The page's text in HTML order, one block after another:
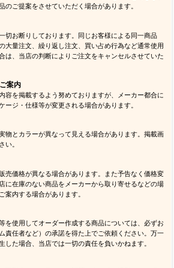
のご提案をさせていただく場合があります。
切お断りしております。同じお客様による同一商品
大量注文、繰り返し注文、買い占め行為など通常使用
は、当店の判断によりご注文をキャンセルさせていた
案内
容を掲載するよう努めておりますが、メーカー都合に
ージ・仕様等が変更される場合があります。
物とカラーが異なって見える場合があります。掲載画
い。
売価格が異なる場合があります。また予告なく価格変
に在庫のない商品をメーカーから取り寄せるなどの場
案内する場合があります。
を使用してオーダー作成する商品については、必ずお
責任者など）の承諾を得た上でご依頼ください。万一
した場合、当店では一切の責任を負いかねます。